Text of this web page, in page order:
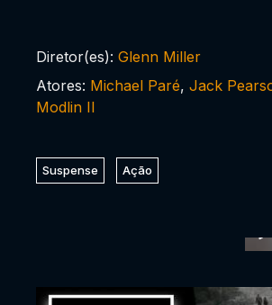
Diretor(es): Glenn Miller
Atores: Michael Paré, Jack
Modlin II
Suspense Ação